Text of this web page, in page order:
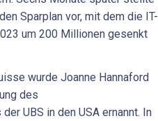
Sparplan vor, mit dem die IT-
um 200 Millionen gesenkt
wurde Joanne Hannaford
des
UBS in den USA ernannt. In